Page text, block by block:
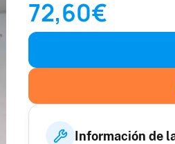
72,60€
Información de